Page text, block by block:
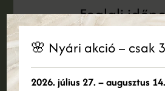
Foglalj
Jelentkezz konzultációra és
🌸 Nyári akció – csak
2026. július 27. – augusztus
Ez a weboldal sütiket használ